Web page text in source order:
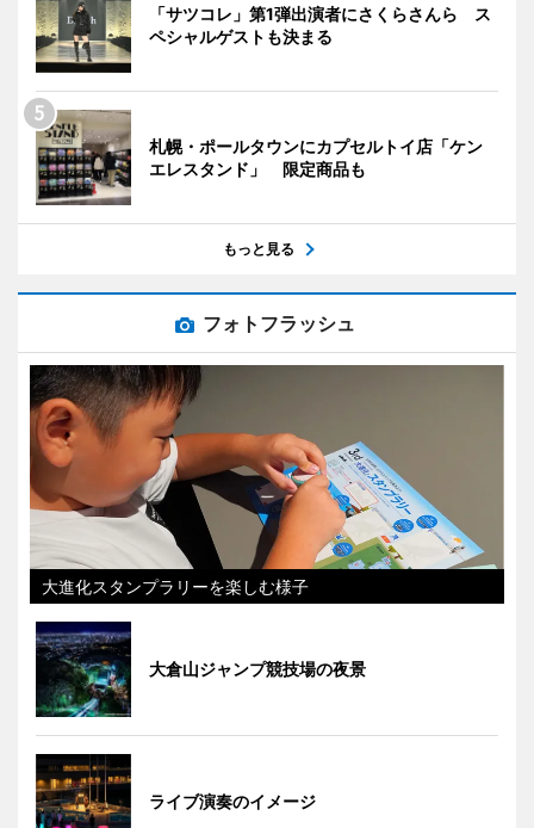
「サツコレ」第1弾出演者にさくらさんら ス
ペシャルゲストも決まる
札幌・ポールタウンにカプセルトイ店「ケン
エレスタンド」 限定商品も
もっと見る
フォトフラッシュ
大進化スタンプラリーを楽しむ様子
大倉山ジャンプ競技場の夜景
ライブ演奏のイメージ